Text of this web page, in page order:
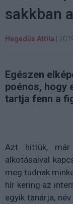
sakkban
Hegedűs Attila
Egészen
poénos, hogy
tartja fenn a
Azt hittük,
alkotásaival
meg tudnak
hír kering az
egyik tanárja,